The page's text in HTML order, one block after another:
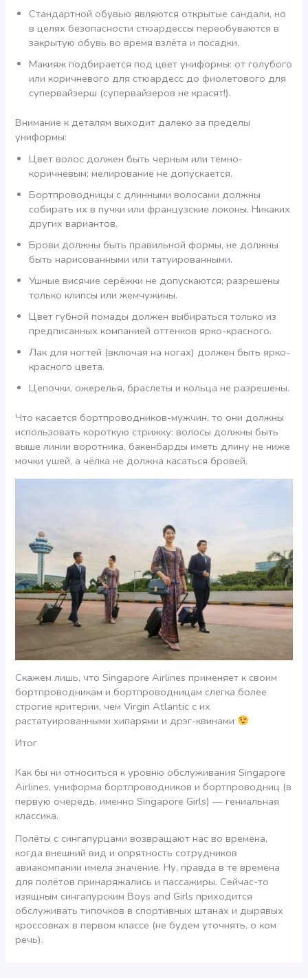
Стандартной обувью являются открытые сандали, но
в целях безопасности стюардессы переобуваются в
закрытую обувь во время взлёта и посадки.
Макияж подбирается под цвет униформы: от голубого
или коричневого для стюардесс до фиолетового для
супервайзерш (супервайзеров не красят!).
Внимание к деталям выходит далеко за пределы
униформы:
Цвет волос должен быть черным или темно-
коричневым; мелирование не допускается.
Бортпроводницы с длинными волосами должны
собирать их в пучки или французские локоны. Никаких
других вариантов.
Брови должны быть правильной формы, не должны
быть нарисованными или татуированными.
Ушные висячие серёжки не допускаются; разрешены
только клипсы или жемчужины.
Цвет губной помады должен выбираться только из
предписанных компанией оттенков ярко-красного.
Лак для ногтей (включая на ногах) должен быть ярко-
красного цвета.
Цепочки, ожерелья, браслеты и кольца не разрешены.
Что касается бортпроводников-мужчин, то они должны
использовать короткую стрижку: волосы должны быть
выше линии воротника, бакенбарды иметь длину не ниже
мочки ушей, а чёлка не должна касаться бровей.
Скажем лишь, что Singapore Airlines применяет к своим
бортпроводникам и бортпроводницам слегка более
строгие критерии, чем Virgin Atlantic с их
растатуированными хипарями и дрэг-квинами
Итог
Как бы ни относиться к уровню обслуживания Singapore
Airlines, униформа бортпроводников и бортпроводниц (в
первую очередь, именно Singapore Girls) — гениальная
классика.
Полёты с сингапурцами возвращают нас во времена,
когда внешний вид и опрятность сотрудников
авиакомпании имела значение. Ну, правда в те времена
для полётов принаряжались и пассажиры. Сейчас-то
изящным сингапурским Boys and Girls приходится
обслуживать типочков в спортивных штанах и дырявых
кроссовках в первом классе (не будем уточнять, о ком
речь).